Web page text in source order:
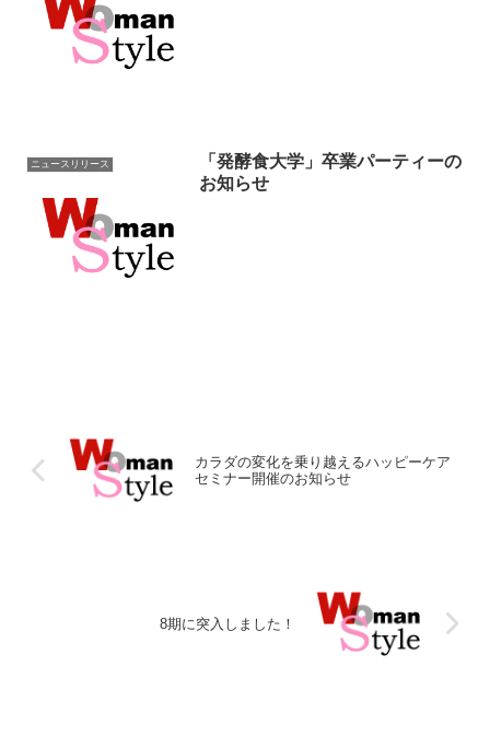
ニュースリリース
「発酵食大学」卒業パーティーの
お知らせ
カラダの変化を乗り越えるハッピーケア
セミナー開催のお知らせ
8期に突入しました！